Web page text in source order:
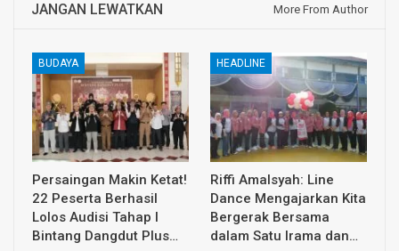
JANGAN LEWATKAN More From Author
BUDAYA
Persaingan Makin Ketat!
22 Peserta Berhasil
Lolos Audisi Tahap I
Bintang Dangdut Plus…
HEADLINE
Riffi Amalsyah: Line
Dance Mengajarkan Kita
Bergerak Bersama
dalam Satu Irama dan…